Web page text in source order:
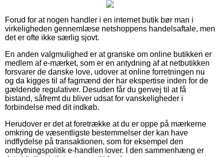
Forud for at nogen handler i en internet butik bør man i
virkeligheden gennemlæse netshoppens handelsaftale, men
det er ofte ikke særlig sjovt.
En anden valgmulighed er at granske om online butikken er
medlem af e-mærket, som er en antydning af at netbutikken
forsvarer de danske love, udover at online forretningen nu
og da kigges til af fagmænd der har ekspertise inden for de
gældende regulativer. Desuden får du genvej til at få
bistand, såfremt du bliver udsat for vanskeligheder i
forbindelse med dit indkøb.
Herudover er det at foretrække at du er oppe på mærkerne
omkring de væsentligste bestemmelser der kan have
indflydelse på transaktionen, som for eksempel den
ombytningspolitik e-handlen lover. I den sammenhæng er